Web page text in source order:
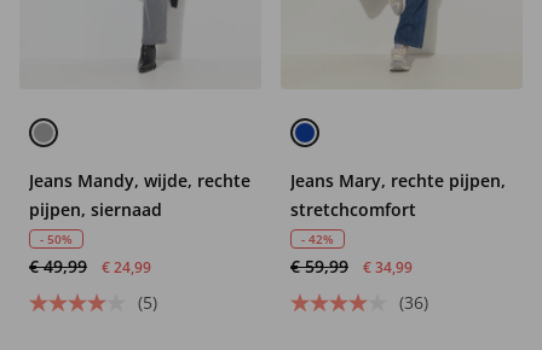
Jeans Mandy, wijde, rechte
pijpen, siernaad
- 50%
€ 49,99 € 24,99
(5)
Jeans Mary, rechte pijpen,
stretchcomfort
- 42%
€ 59,99 € 34,99
(36)